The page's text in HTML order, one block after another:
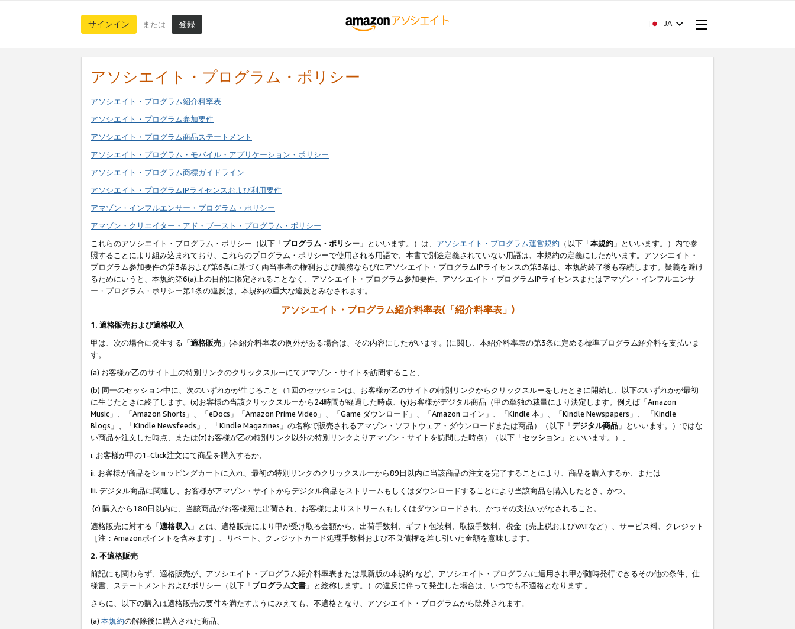
サインイン または 登録 JA
アソシエイト・プログラム・ポリシー
アソシエイト・プログラム紹介料率表
アソシエイト・プログラム参加要件
アソシエイト・プログラム商品ステートメント
アソシエイト・プログラム・モバイル・アプリケーション・ポリシー
アソシエイト・プログラム商標ガイドライン
アソシエイト・プログラムIPライセンスおよび利用要件
アマゾン・インフルエンサー・プログラム・ポリシー
アマゾン・クリエイター・アド・ブースト・プログラム・ポリシー
これらのアソシエイト・プログラム・ポリシー（以下「プログラム・ポリシー 」といいます。）は、 アソシエイト・プログラム運営規約 （以下「本規約 」といいます。）内で参
照することにより組み込まれており、これらのプログラム・ポリシーで使用される用語で、本書で別途定義されていない用語は、本規約の定義にしたがいます。アソシエイト・
プログラム参加要件の第3条および第6条に基づく両当事者の権利および義務ならびにアソシエイト・プログラムIPライセンスの第3条は、本規約終了後も存続します。疑義を避け
るためにいうと、本規約第6(a)上の目的に限定されることなく、アソシエイト・プログラム参加要件、アソシエイト・プログラムIPライセンスまたはアマゾン・インフルエンサ
ー・プログラム・ポリシー第1条の違反は、本規約の重大な違反とみなされます。
アソシエイト・プログラム紹介料率表(「紹介料率表」)
1. 適格販売および適格収入
甲は、次の場合に発生する「適格販売 」(本紹介料率表の例外がある場合は、その内容にしたがいます。)に関し、本紹介料率表の第3条に定める標準プログラム紹介料を支払いま
す。
(a) お客様が乙のサイト上の特別リンクのクリックスルーにてアマゾン・サイトを訪問すること、
(b) 同一のセッション中に、次のいずれかが生じること（1回のセッションは、お客様が乙のサイトの特別リンクからクリックスルーをしたときに開始し、以下のいずれかが最初
に生じたときに終了します。(x)お客様の当該クリックスルーから24時間が経過した時点、(y)お客様がデジタル商品（甲の単独の裁量により決定します。例えば「Amazon
Music」、「Amazon Shorts」、「eDocs」「Amazon Prime Video」、「Game ダウンロード」、「Amazon コイン」、「Kindle 本」、「Kindle Newspapers」、 「Kindle
Blogs」、「Kindle Newsfeeds」、「Kindle Magazines」の名称で販売されるアマゾン・ソフトウェア・ダウンロードまたは商品）（以下「デジタル商品 」といいます。）ではな
い商品を注文した時点、または(z)お客様が乙の特別リンク以外の特別リンクよりアマゾン・サイトを訪問した時点）（以下「セッション 」といいます。）、
i. お客様が甲の1-Click注文にて商品を購入するか、
ii. お客様が商品をショッピングカートに入れ、最初の特別リンクのクリックスルーから89日以内に当該商品の注文を完了することにより、商品を購入するか、または
iii. デジタル商品に関連し、お客様がアマゾン・サイトからデジタル商品をストリームもしくはダウンロードすることにより当該商品を購入したとき、かつ、
(c) 購入から180日以内に、当該商品がお客様宛に出荷され、お客様によりストリームもしくはダウンロードされ、かつその支払いがなされること。
適格販売に対する「適格収入 」とは、適格販売により甲が受け取る金額から、出荷手数料、ギフト包装料、取扱手数料、税金（売上税およびVATなど）、サービス料、クレジット
［注：Amazonポイントを含みます］、リベート、クレジットカード処理手数料および不良債権を差し引いた金額を意味します。
2. 不適格販売
前記にも関わらず、適格販売が、アソシエイト・プログラム紹介料率表または最新版の本規約 など、アソシエイト・プログラムに適用され甲が随時発行できるその他の条件、仕
様書、ステートメントおよびポリシー（以下「プログラム文書 」と総称します。）の違反に伴って発生した場合は、いつでも不適格となります 。
さらに、以下の購入は適格販売の要件を満たすようにみえても、不適格となり、アソシエイト・プログラムから除外されます。
(a) 本規約の解除後に購入された商品、